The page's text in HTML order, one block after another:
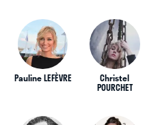
Pauline LEFÈVRE Christel
POURCHET